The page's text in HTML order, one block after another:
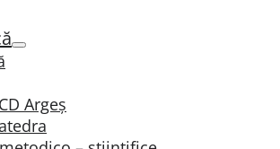
Argeş